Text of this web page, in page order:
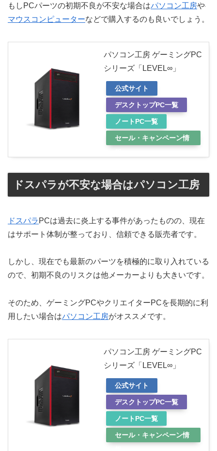
もしPCパーツの初期不良が不安な場合はパソコン工房や
マウスコンピューターなどで購入するのも良いでしょう。
パソコン工房 ゲーミングPC
シリーズ「LEVEL∞」
公式サイト
デスクトップPC一覧
ノートPC一覧
セール・キャンペーン情
ドスパラが不安な場合はパソコン工房
ドスパラ PCは過去に炎上する事件があったものの、現在
はサポート体制が整っており、信頼できる販売者です。
しかし、現在でも最新のパーツを積極的に取り入れている
ので、初期不良のリスクは他メーカーよりも大きいです。
そのため、ゲーミングPCやクリエイターPCを長期的に利
用したい場合はパソコン工房がオススメです。
パソコン工房 ゲーミングPC
シリーズ「LEVEL∞」
公式サイト
デスクトップPC一覧
ノートPC一覧
セール・キャンペーン情